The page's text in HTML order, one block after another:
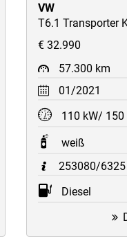
VW
€ 32.990
57.300 km
01/2021
110 kW/ 150
weiß
253080/6325
Diesel